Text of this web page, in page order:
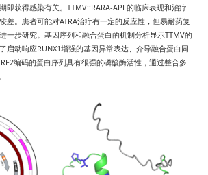
即获得感染有关。 TTMV::RARA-APL的临床表现和治疗
差。患者可能对ATRA治疗有一定的反应性，但易耐药复
一步研究。基因序列和融合蛋白的机制分析显示TTMV的
启动响应RUNX1增强的基因异常表达、介导融合蛋白同
编码的蛋白序列具有很强的磷酸酶活性，通过整合多